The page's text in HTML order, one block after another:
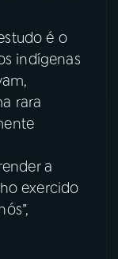
é o
indígenas
rara
a
exercido